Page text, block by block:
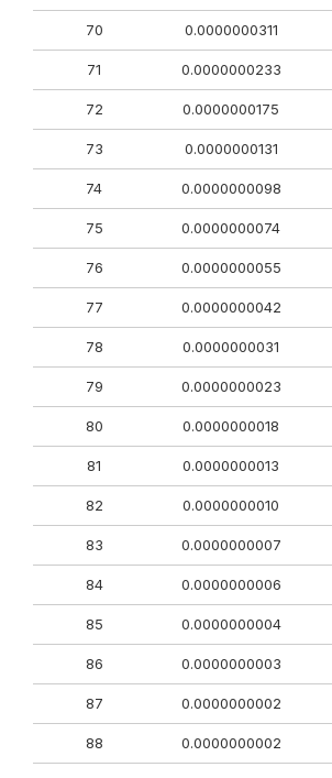
70 0.0000000311
71 0.0000000233
72 0.0000000175
73 0.0000000131
74 0.0000000098
75 0.0000000074
76 0.0000000055
77 0.0000000042
78 0.0000000031
79 0.0000000023
80 0.0000000018
81 0.0000000013
82 0.0000000010
83 0.0000000007
84 0.0000000006
85 0.0000000004
86 0.0000000003
87 0.0000000002
88 0.0000000002